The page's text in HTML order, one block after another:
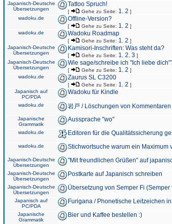
Japanisch-Deutsche
Übersetzungen
Tattoo Spruch!
[ Gehe zu Seite: 1 2 ]
wadoku.de Offline-Version?
[ Gehe zu Seite: 1 2 ]
wadoku.de Wadoku Roadmap
[ Gehe zu Seite: 1 2 ]
Japanisch-Deutsche
Übersetzungen
Kamisori-Inschriften: Was steht da?
[ Gehe zu Seite: 1 2 3 ]
Japanisch-Deutsche
Übersetzungen
Wie sage/schreibe ich "Ich liebe
[ Gehe zu Seite: 1 2 ]
wadoku.de Zaurus SL C3200
[ Gehe zu Seite: 1 2 ]
Japanisch auf
PC/PDA
Wadoku für Kindle
wadoku.de 岩戸 / Löschungen von Kommentaren
Japanische
Grammatik
Aussprache "wo"
wadoku.de Editoren für die Qualitätssicherung
wadoku.de Stichwortsuche warum ein Maximum
Japanisch-Deutsche
Übersetzungen
"Mit freundlichen Grüßen" auf
Japanisch-Deutsche
Übersetzungen
Postkarte auf Japanisch schreiben
Japanisch-Deutsche
Übersetzungen
Übersetzung von Semper Fi
Japanisch auf
PC/PDA
Furigana / Phonetische Leitzeichen in
Japanische
Grammatik
Bier und Kaffee bestellen :)